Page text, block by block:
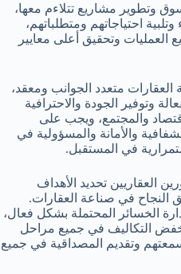
وتطوير مشاريع تتلاءم معها،
احتياجاتهم ومتطلباتهم،
العمليات وتحقيق أعلى معايير
العقارات متعدد الجوانب ومعقد،
وتوفير الجودة والاحترافية
والمجتمع، ويجب على
والأمانة والمسؤولية في
في المستقبل.
العقاريين تحديد الأهداف
النجاح في صناعة العقارات.
الخسائر المحتملة بشكل فعال،
التكاليف في جميع مراحل
وتقديم المصداقية في جميع